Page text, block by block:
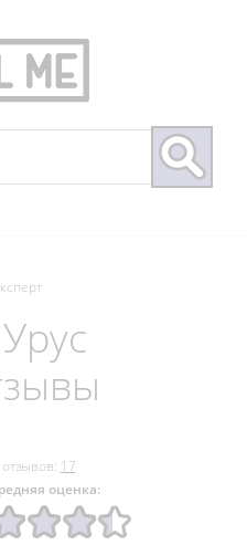
17
оценка: